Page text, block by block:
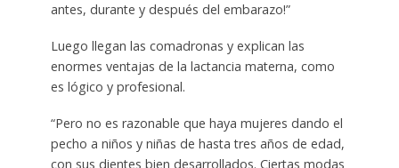
antes, durante y después del embarazo!”
Luego llegan las comadronas y explican las
enormes ventajas de la lactancia materna, como
es lógico y profesional.
“Pero no es razonable que haya mujeres dando el
pecho a niños y niñas de hasta tres años de edad,
con sus dientes bien desarrollados. Ciertas modas